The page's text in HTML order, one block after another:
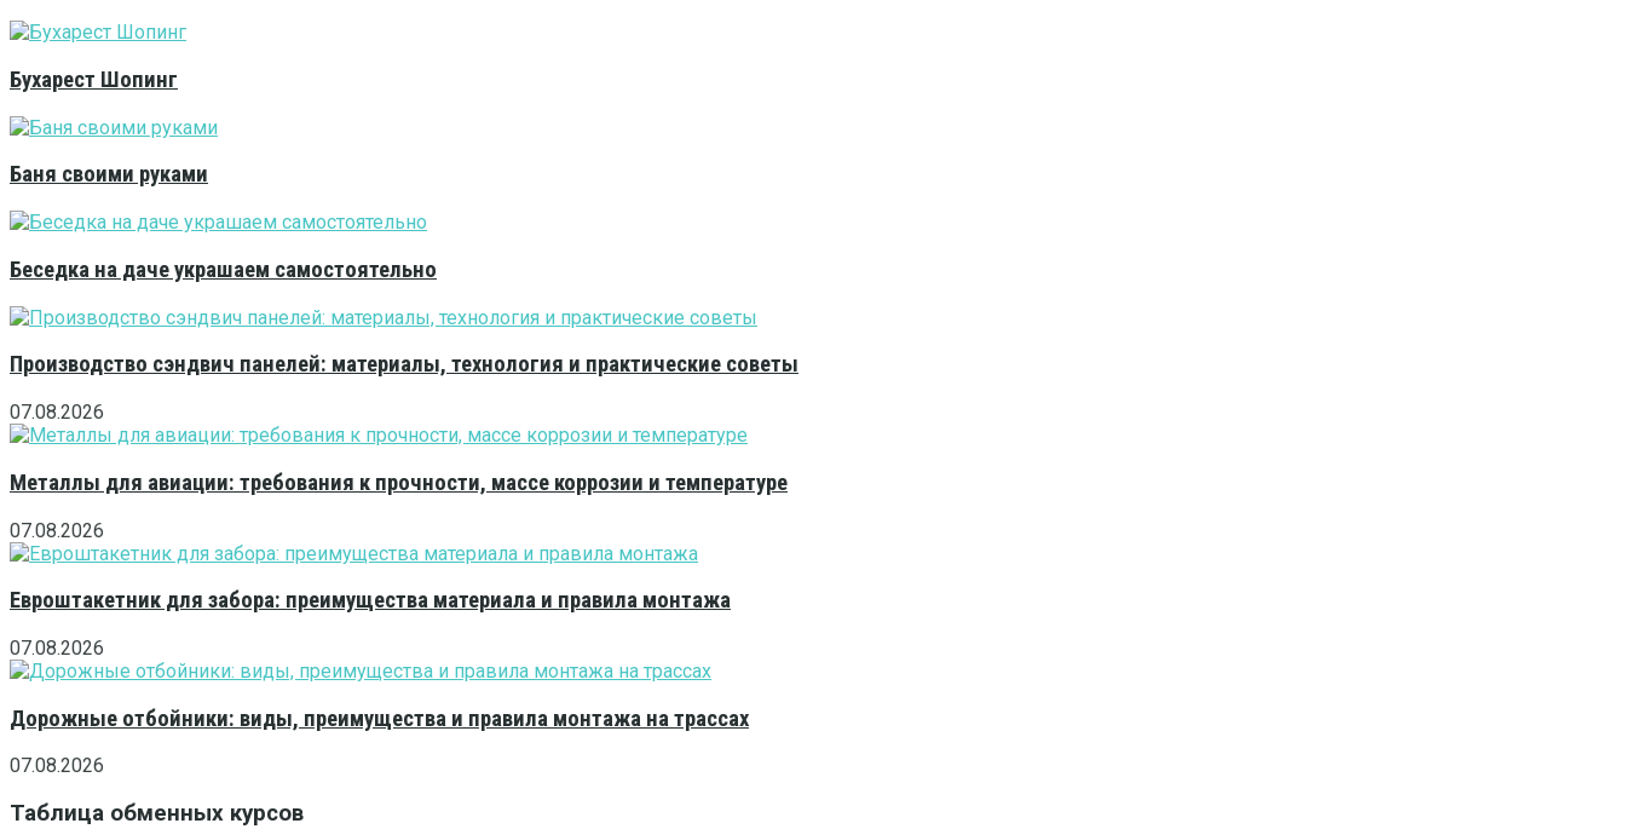
Бухарест Шопинг
Баня своими руками
Беседка на даче украшаем самостоятельно
Производство сэндвич панелей: материалы, технология и практические советы
07.08.2026
Металлы для авиации: требования к прочности, массе коррозии и температуре
07.08.2026
Евроштакетник для забора: преимущества материала и правила монтажа
07.08.2026
Дорожные отбойники: виды, преимущества и правила монтажа на трассах
07.08.2026
Таблица обменных курсов